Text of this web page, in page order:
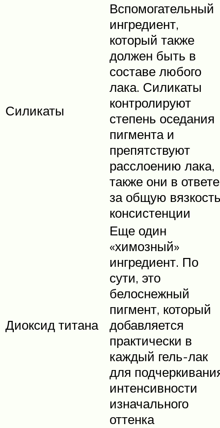
Силикаты
Вспомогательный
ингредиент,
который также
должен быть в
составе любого
лака. Силикаты
контролируют
степень оседания
пигмента и
препятствуют
расслоению лака,
также они в ответе
за общую
консистенции
Диоксид титана
Еще один
«химозный»
ингредиент. По
сути, это
белоснежный
пигмент, который
добавляется
практически в
каждый гель-лак
для
интенсивности
изначального
оттенка